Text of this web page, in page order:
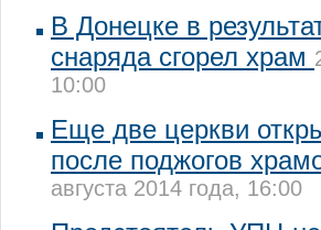
В Донецке в
снаряда сгорел храм
10:00
Еще две церкви
после поджогов
августа 2014 года, 16:00